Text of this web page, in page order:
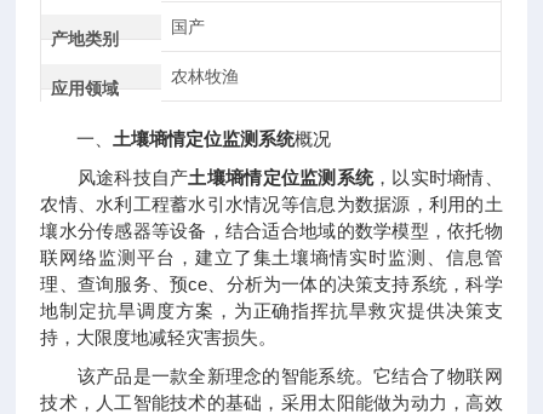
产地类别
国产
应用领域
农林牧渔
一、 土壤墒情定位监测系统概况
风途科技自产土壤墒情定位监测系统，以实时墒情、
农情、水利工程蓄水引水情况等信息为数据源，利用的土
壤水分传感器等设备，结合适合地域的数学模型，依托物
联网络监测平台，建立了集土壤墒情实时监测、信息管
理、查询服务、预ce、分析为一体的决策支持系统，科学
地制定抗旱调度方案，为正确指挥抗旱救灾提供决策支
持，大限度地减轻灾害损失。
该产品是一款全新理念的智能系统。它结合了物联网
技术，人工智能技术的基础，采用太阳能做为动力，高效